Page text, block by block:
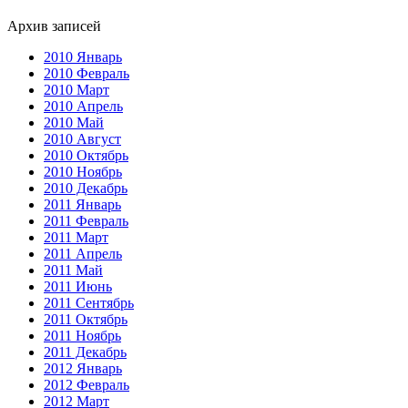
Архив записей
2010 Январь
2010 Февраль
2010 Март
2010 Апрель
2010 Май
2010 Август
2010 Октябрь
2010 Ноябрь
2010 Декабрь
2011 Январь
2011 Февраль
2011 Март
2011 Апрель
2011 Май
2011 Июнь
2011 Сентябрь
2011 Октябрь
2011 Ноябрь
2011 Декабрь
2012 Январь
2012 Февраль
2012 Март